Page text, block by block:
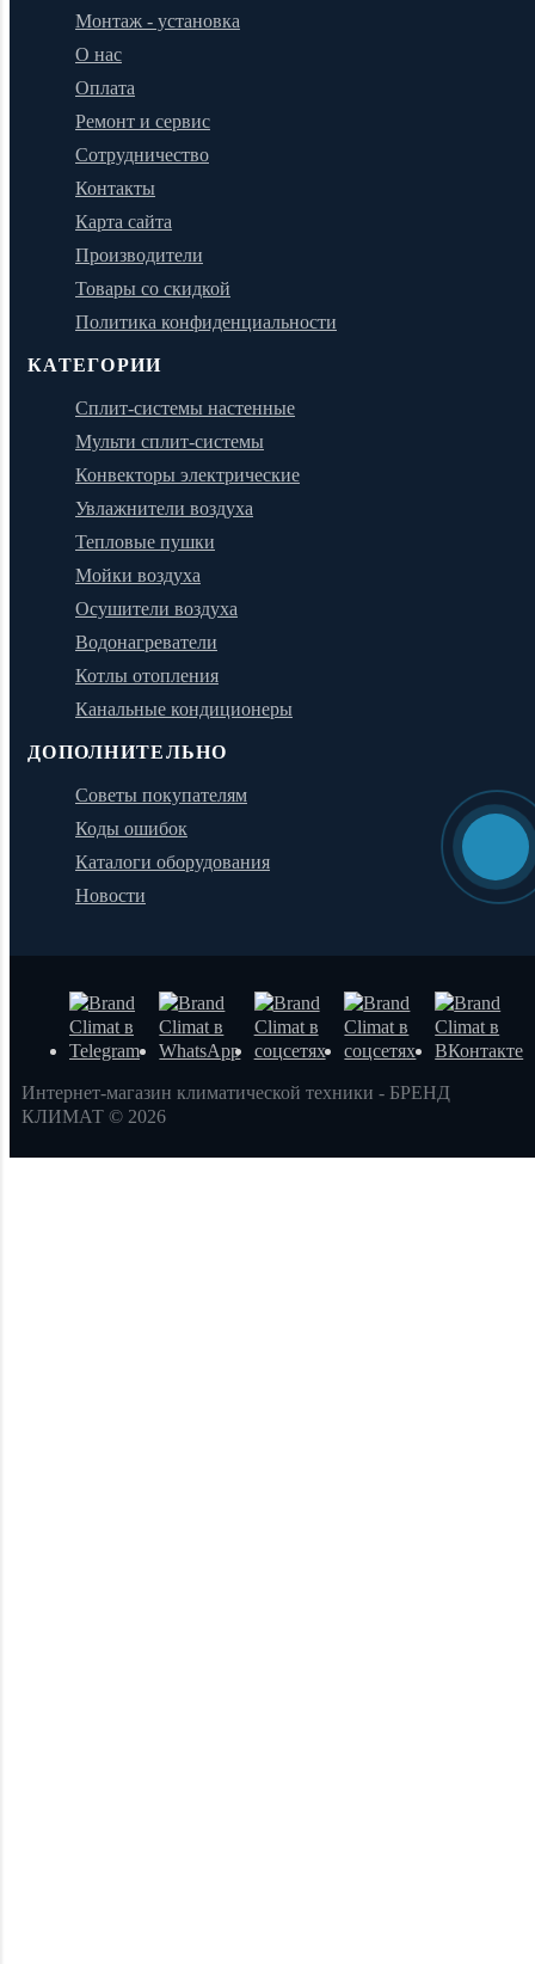
Монтаж - установка
О нас
Оплата
Ремонт и сервис
Сотрудничество
Контакты
Карта сайта
Производители
Товары со скидкой
Политика конфиденциальности
КАТЕГОРИИ
Сплит-системы настенные
Мульти сплит-системы
Конвекторы электрические
Увлажнители воздуха
Тепловые пушки
Мойки воздуха
Осушители воздуха
Водонагреватели
Котлы отопления
Канальные кондиционеры
ДОПОЛНИТЕЛЬНО
Советы покупателям
Коды ошибок
Каталоги оборудования
Новости
Интернет-магазин климатической техники - БРЕНД
КЛИМАТ © 2026